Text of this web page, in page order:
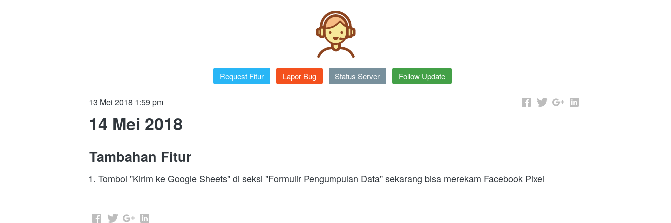
`Request Fitur `Lapor Bug `Status Server `Follow Update
13 Mei 2018 1:59 pm
14 Mei 2018
Tambahan Fitur
Tombol "Kirim ke Google Sheets" di seksi "Formulir Pengumpulan Data" sekarang bisa merekam Facebook Pixel